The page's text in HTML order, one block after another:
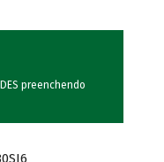
preenchendo